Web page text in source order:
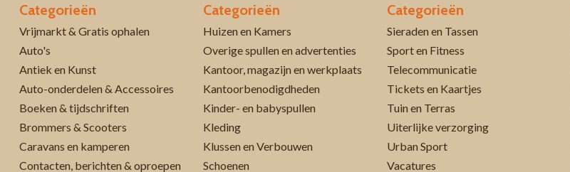
Categorieën
Vrijmarkt & Gratis ophalen
Auto's
Antiek en Kunst
Auto-onderdelen & Accessoires
Boeken & tijdschriften
Brommers & Scooters
Caravans en kamperen
Contacten, berichten & oproepen
Categorieën
Huizen en Kamers
Overige spullen en advertenties
Kantoor, magazijn en werkplaats
Kantoorbenodigdheden
Kinder- en babyspullen
Kleding
Klussen en Verbouwen
Schoenen
Categorieën
Sieraden en Tassen
Sport en Fitness
Telecommunicatie
Tickets en Kaartjes
Tuin en Terras
Uiterlijke verzorging
Urban Sport
Vacatures